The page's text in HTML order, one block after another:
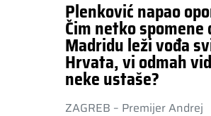
Plenković napao
Čim netko spomene
Madridu leži vođa
Hrvata, vi odmah
neke ustaše?
ZAGREB – Premijer Andrej